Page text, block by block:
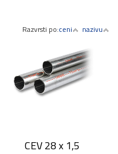
Razvrsti po:ceni nazivu
CEV 28 x 1,5